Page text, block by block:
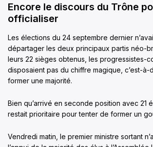
Encore le discours du Trône
officialiser
Les élections du 24 septembre dernier
départager les deux principaux partis néo-
leurs 22 sièges obtenus, les progressistes-
disposaient pas du chiffre magique, c’est-
former une majorité.
Bien qu’arrivé en seconde position avec 21
restait prioritaire pour tenter de former un
Vendredi matin, le premier ministre sortant